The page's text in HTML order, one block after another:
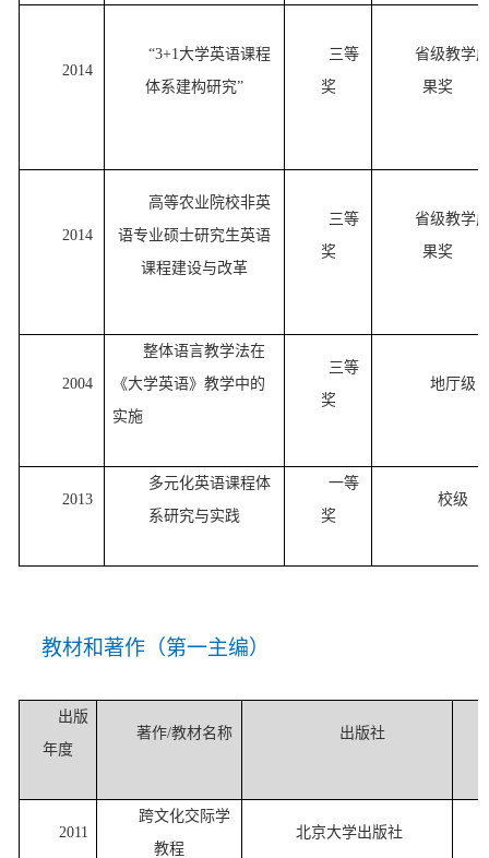
2014
“3+1大学英语课程
体系建构研究”
三等
奖
省级教学
果奖
2014
高等农业院校非英
语专业硕士研究生英语
课程建设与改革
三等
奖
省级教学
果奖
2004
整体语言教学法在
《大学英语》 教学中的
实施
三等
奖
地厅级
2013
多元化英语课程体
系研究与实践
一等
奖
校级
教材和著作（第一主编）
出版
年度
著作/教材名称 出版社
2011
跨文化交际学
教程
北京大学出版社